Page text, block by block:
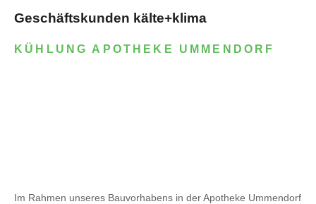
Geschäftskunden kälte+klima
KÜHLUNG APOTHEKE UMMENDORF
Im Rahmen unseres Bauvorhabens in der Apotheke Ummendorf